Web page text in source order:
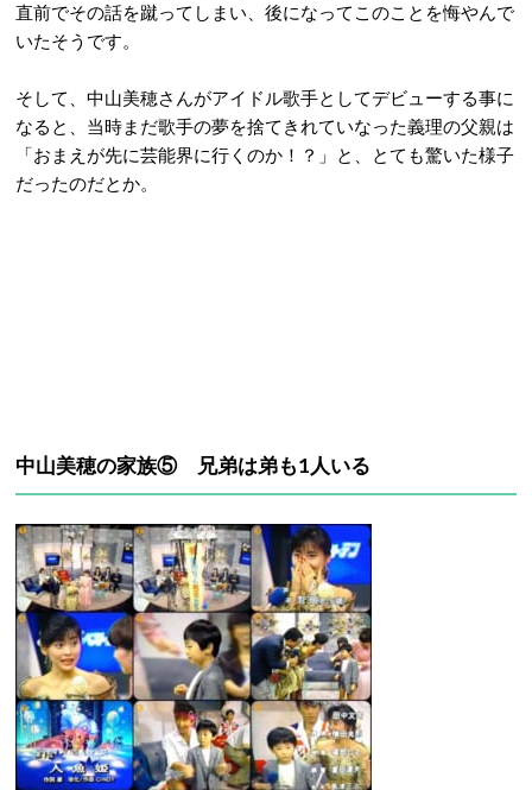
直前でその話を蹴ってしまい、後になってこのことを悔やんで
いたそうです。
そして、中山美穂さんがアイドル歌手としてデビューする事に
なると、当時まだ歌手の夢を捨てきれていなった義理の父親は
「おまえが先に芸能界に行くのか！？」と、とても驚いた様子
だったのだとか。
中山美穂の家族⑤ 兄弟は弟も1人いる